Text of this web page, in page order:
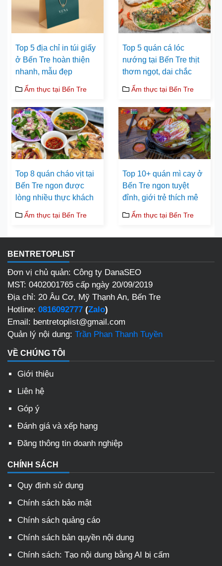
Top 5 địa chỉ in túi giấy
ở Bến Tre hoàn thiện
nhanh, mẫu đẹp
Ẩm thực tại Bến Tre
Top 5 quán cá lóc
nướng tại Bến Tre thịt
thơm ngọt, dai chắc
Ẩm thực tại Bến Tre
Top 8 quán cháo vịt tại
Bến Tre ngon được
lòng nhiều thực khách
Ẩm thực tại Bến Tre
Top 10+ quán mì cay ở
Bến Tre ngon tuyệt
đỉnh, giới trẻ thích mê
Ẩm thực tại Bến Tre
BENTRETOPLIST
Đơn vị chủ quản: Công ty DanaSEO
MST: 0402001765 cấp ngày 20/09/2019
Địa chỉ: 20 Âu Cơ, Mỹ Thạnh An, Bến Tre
Hotline: 0816092777 (Zalo)
Email: bentretoplist@gmail.com
Quản lý nội dung: Trần Phan Thanh Tuyền
VỀ CHÚNG TÔI
Giới thiệu
Liên hệ
Góp ý
Đánh giá và xếp hạng
Đăng thông tin doanh nghiệp
CHÍNH SÁCH
Quy định sử dụng
Chính sách bảo mật
Chính sách quảng cáo
Chính sách bản quyền nội dung
Chính sách: Tạo nội dung bằng AI bị cấm